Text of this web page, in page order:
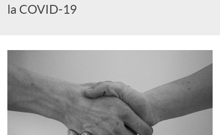
c
i
a
l
la COVID-19